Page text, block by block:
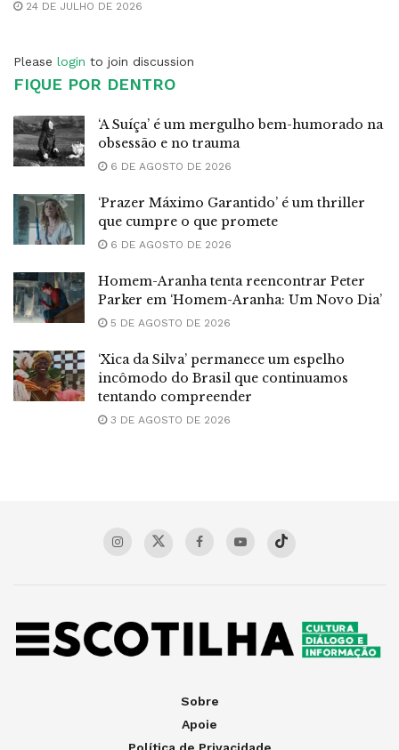
24 DE JULHO DE 2026
Please login to join discussion
FIQUE POR DENTRO
‘A Suíça’ é um mergulho bem-humorado na
obsessão e no trauma
6 DE AGOSTO DE 2026
‘Prazer Máximo Garantido’ é um thriller
que cumpre o que promete
6 DE AGOSTO DE 2026
Homem-Aranha tenta reencontrar Peter
Parker em ‘Homem-Aranha: Um Novo Dia’
5 DE AGOSTO DE 2026
‘Xica da Silva’ permanece um espelho
incômodo do Brasil que continuamos
tentando compreender
3 DE AGOSTO DE 2026
Sobre
Apoie
Política de Privacidade